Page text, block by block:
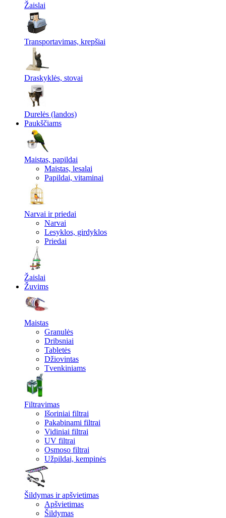
Žaislai
Transportavimas, krepšiai
Draskyklės, stovai
Durelės (landos)
Paukščiams
Maistas, papildai
Maistas, lesalai
Papildai, vitaminai
Narvai ir priedai
Narvai
Lesyklos, girdyklos
Priedai
Žaislai
Žuvims
Maistas
Granulės
Dribsniai
Tabletės
Džiovintas
Tvenkiniams
Filtravimas
Išoriniai filtrai
Pakabinami filtrai
Vidiniai filtrai
UV filtrai
Osmoso filtrai
Užpildai, kempinės
Šildymas ir apšvietimas
Apšvietimas
Šildymas